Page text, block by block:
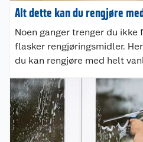
Alt dette kan du rengjøre
Noen ganger trenger du
flasker rengjøringsmidler.
du kan rengjøre med helt